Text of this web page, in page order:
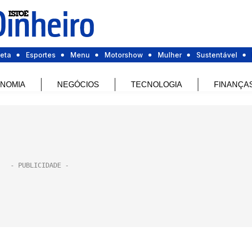
Esportes Menu Motorshow Mulher Sustentável
NEGÓCIOS TECNOLOGIA